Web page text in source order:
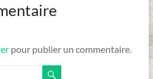
pour publier un commentaire.